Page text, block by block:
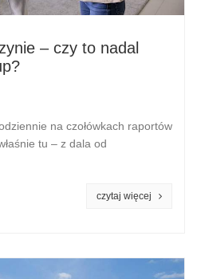
– czy to nadal
na czołówkach raportów
tu – z dala od